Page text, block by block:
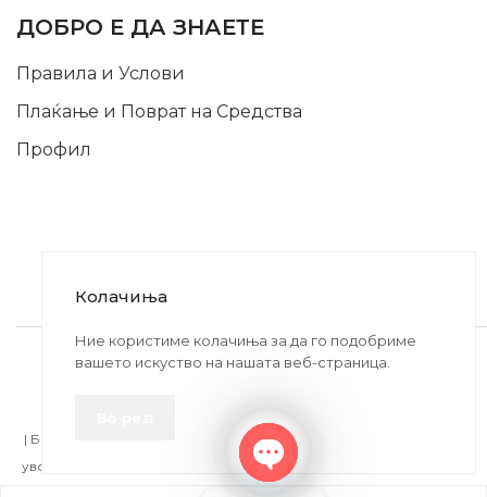
ДОБРО Е ДА ЗНАЕТЕ
Правила и Услови
Плаќање и Поврат на Средства
Профил
2020-2024 © MB DISKONT. Изработено од
БРАМИТ ДООЕЛ
| БРАЌА МИНКОВИ 57, 2400 СТРУМИЦА | ДПТУ
увоз-извоз Струмица Д.Б.: MK4027005146330 | ЕМБС: 6030530 |
Колачиња
Ние користиме колачиња за да го подобриме
вашето искуство на нашата веб-страница.
Open